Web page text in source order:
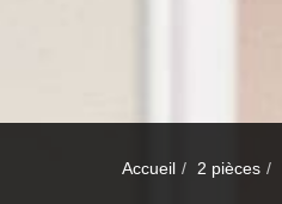
Accueil 2 pièces